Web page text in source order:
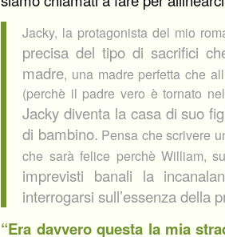
Jacky, la protagonista del mio
precisa del tipo di sacrifici
madre, una madre perfetta che
(perchè il padre vero è tornato
Jacky diventa la casa di suo
di bambino. Pensa che scrivere
che sarà felice perchè William,
imprevisti banali la
interrogarsi sull’essenza della
“Era davvero questa la mia